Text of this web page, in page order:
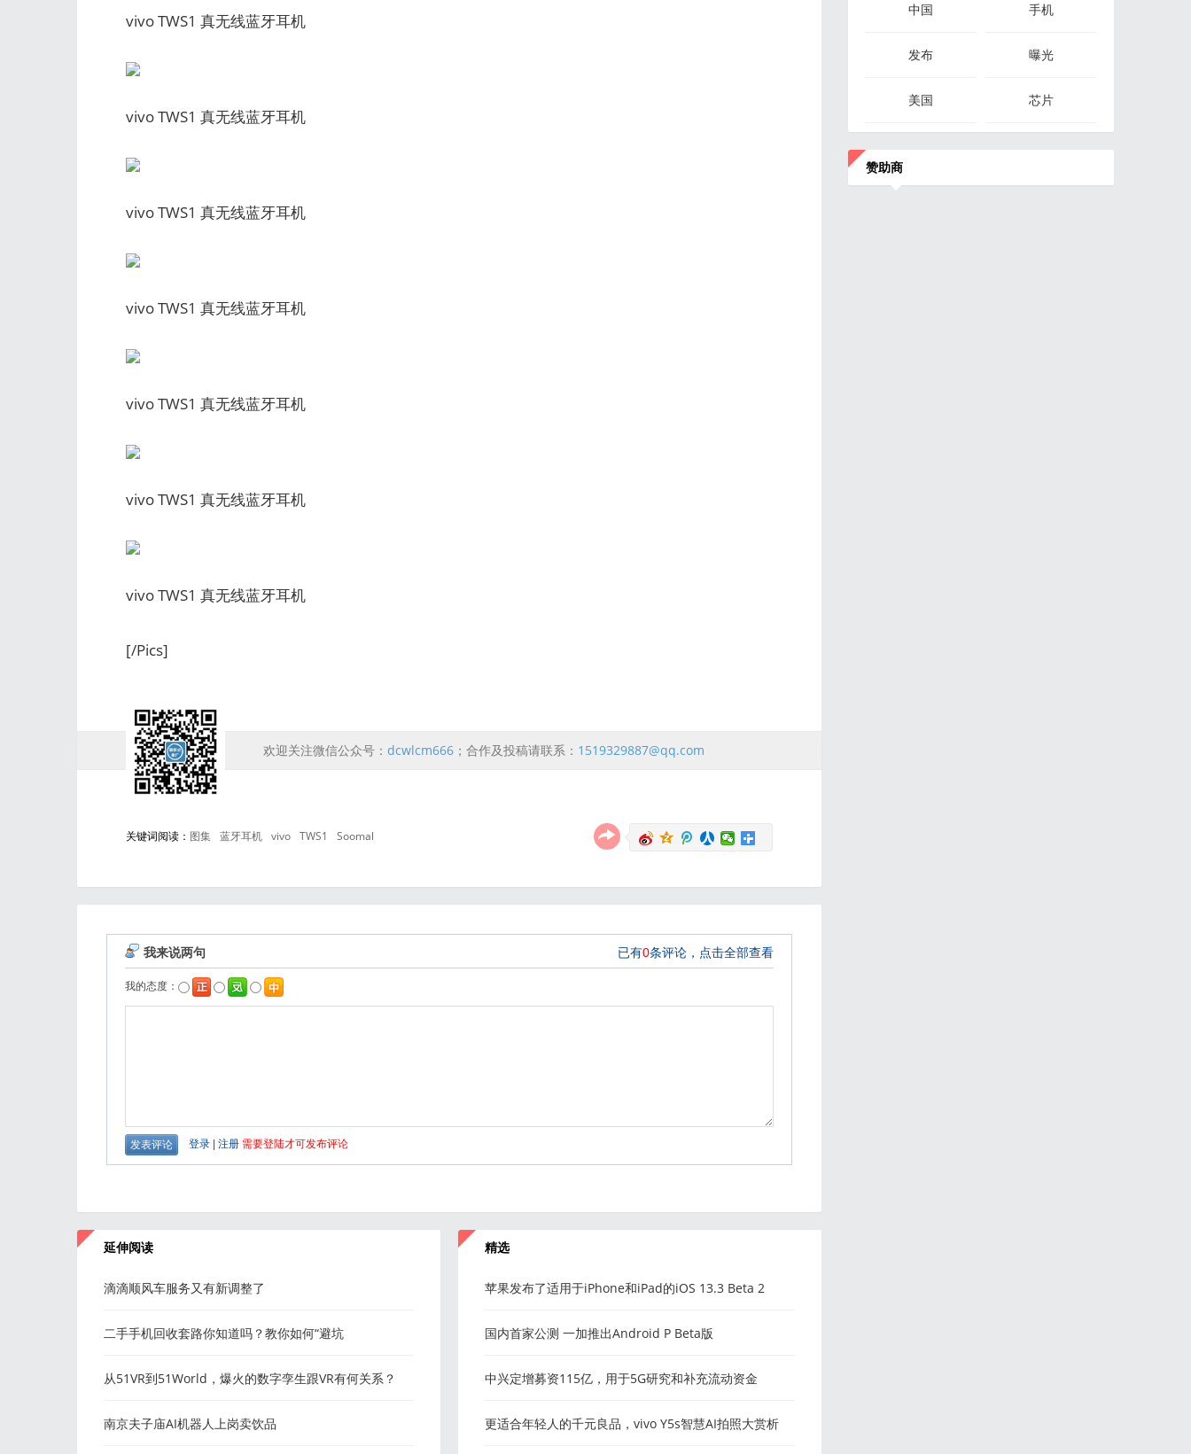
vivo TWS1 真无线蓝牙耳机
vivo TWS1 真无线蓝牙耳机
vivo TWS1 真无线蓝牙耳机
vivo TWS1 真无线蓝牙耳机
vivo TWS1 真无线蓝牙耳机
vivo TWS1 真无线蓝牙耳机
vivo TWS1 真无线蓝牙耳机
[/Pics]
欢迎关注微信公众号：dcwlcm666 ；合作及投稿请联系： 1519329887@qq.com
关键词阅读： 图集 蓝牙耳机 vivo TWS1 Soomal
延伸阅读
滴滴顺风车服务又有新调整了
二手手机回收套路你知道吗？教你如何“避坑
从51VR到51World，爆火的数字孪生跟VR有何关系？
南京夫子庙AI机器人上岗卖饮品
精选
苹果发布了适用于iPhone和iPad的iOS 13.3 Beta 2
国内首家公测 一加推出Android P Beta版
中兴定增募资115亿，用于5G研究和补充流动资金
更适合年轻人的千元良品，vivo Y5s智慧AI拍照大赏析
中国 手机
发布 曝光
美国 芯片
赞助商